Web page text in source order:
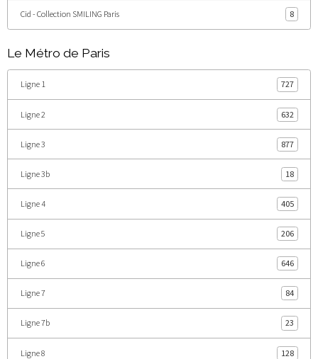
Cid - Collection SMILING Paris 8
Le Métro de Paris
Ligne 1 727
Ligne 2 632
Ligne 3 877
Ligne 3b 18
Ligne 4 405
Ligne 5 206
Ligne 6 646
Ligne 7 84
Ligne 7b 23
Ligne 8 128